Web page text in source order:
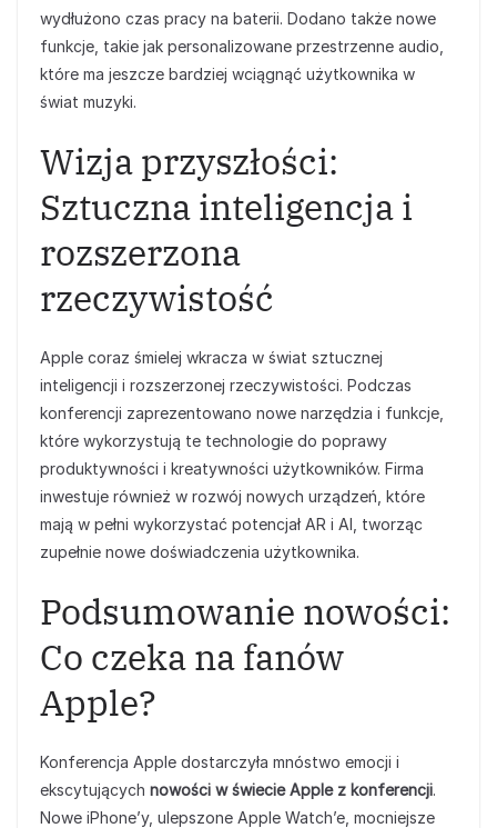
wydłużono czas pracy na baterii. Dodano także nowe
funkcje, takie jak personalizowane przestrzenne audio,
które ma jeszcze bardziej wciągnąć użytkownika w
świat muzyki.
Wizja przyszłości:
Sztuczna inteligencja i
rozszerzona
rzeczywistość
Apple coraz śmielej wkracza w świat sztucznej
inteligencji i rozszerzonej rzeczywistości. Podczas
konferencji zaprezentowano nowe narzędzia i funkcje,
które wykorzystują te technologie do poprawy
produktywności i kreatywności użytkowników. Firma
inwestuje również w rozwój nowych urządzeń, które
mają w pełni wykorzystać potencjał AR i AI, tworząc
zupełnie nowe doświadczenia użytkownika.
Podsumowanie nowości:
Co czeka na fanów
Apple?
Konferencja Apple dostarczyła mnóstwo emocji i
ekscytujących nowości w świecie Apple z konferencji.
Nowe iPhone’y, ulepszone Apple Watch’e, mocniejsze